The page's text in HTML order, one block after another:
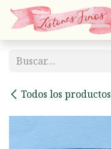
Ir al contenido
Todos los productos